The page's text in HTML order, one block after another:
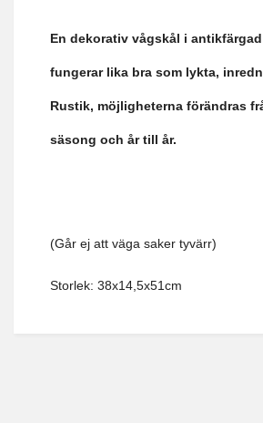
En dekorativ vågskål i
fungerar lika bra som lykta,
Rustik, möjligheterna förändras
säsong och år till år.
(Går ej att väga saker tyvärr)
Storlek: 38x14,5x51cm